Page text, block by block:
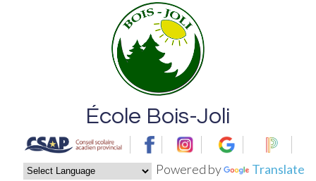
Powered by Translate
École Bois-Joli